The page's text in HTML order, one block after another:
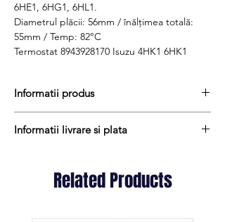
6HE1, 6HG1, 6HL1.
Diametrul plăcii: 56mm / înălțimea totală:
55mm / Temp: 82°C
Termostat 8943928170 Isuzu 4HK1 6HK1
Informatii produs
livrare
Cod produs : 8943928170
Informatii livrare si plata
expediate in termen de 1 - 2 zile lucratoare
iar termenul de livrare pentru produsele
Related Products